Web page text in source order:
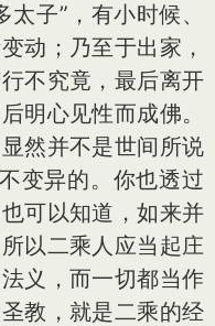
子”，有小时候、
动；乃至于出家，
不究竟，最后离开
明心见性而成佛。
然并不是世间所说
变异的。你也透过
可以知道，如来并
以二乘人应当起庄
义，而一切都当作
教，就是二乘的经